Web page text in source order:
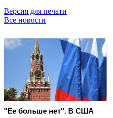
Версия для печати
Все новости
"Ее больше нет". В США